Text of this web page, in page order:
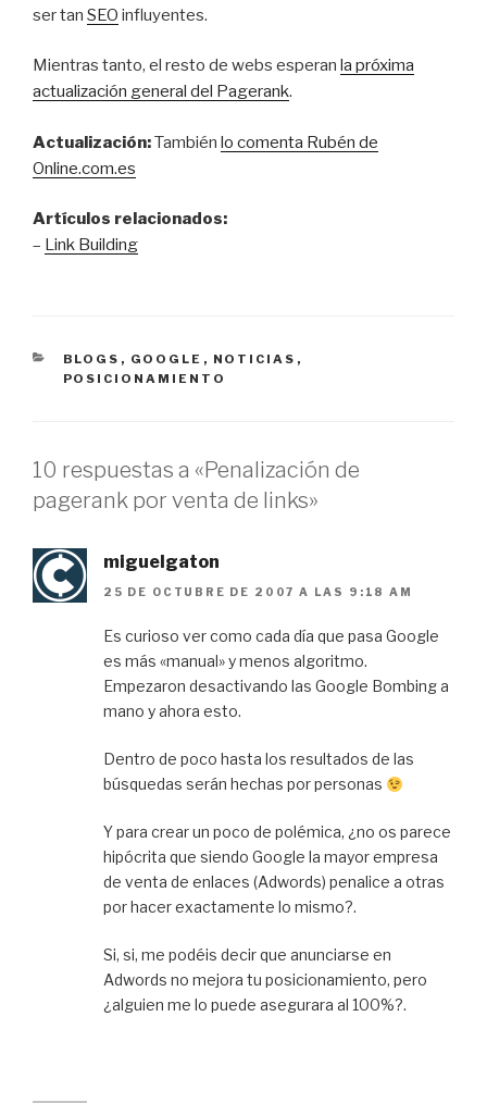
ser tan SEO influyentes.
Mientras tanto, el resto de webs esperan la próxima
actualización general del Pagerank.
Actualización:También lo comenta Rubén de
Online.com.es
Artículos relacionados:
– Link Building
CATEGORÍAS
BLOGS , GOOGLE , NOTICIAS ,
POSICIONAMIENTO
10 respuestas a «Penalización de
pagerank por venta de links»
miguelgaton
25 DE OCTUBRE DE 2007 A LAS 9:18 AM
Es curioso ver como cada día que pasa Google
es más «manual» y menos algoritmo.
Empezaron desactivando las Google Bombing a
mano y ahora esto.
Dentro de poco hasta los resultados de las
búsquedas serán hechas por personas
Y para crear un poco de polémica, ¿no os parece
hipócrita que siendo Google la mayor empresa
de venta de enlaces (Adwords) penalice a otras
por hacer exactamente lo mismo?.
Si, si, me podéis decir que anunciarse en
Adwords no mejora tu posicionamiento, pero
¿alguien me lo puede asegurara al 100%?.